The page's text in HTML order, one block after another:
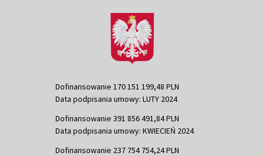
Dofinansowanie 170 151 199,48 PLN
Data podpisania umowy: LUTY 2024
Dofinansowanie 391 856 491,84 PLN
Data podpisania umowy: KWIECIEŃ 2024
Dofinansowanie 237 754 754,24 PLN